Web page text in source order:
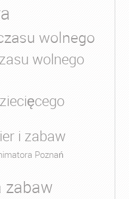
wolnego
wolnego
i zabaw
Poznań
zabaw